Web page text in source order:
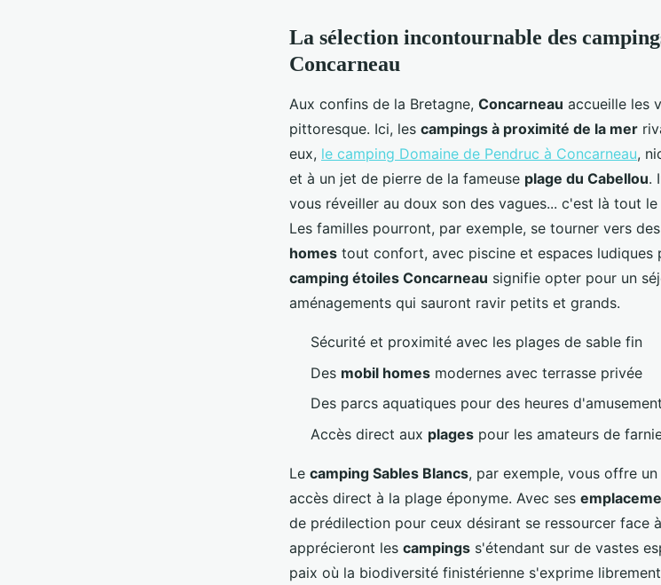
La sélection incontournable des
Concarneau
Aux confins de la Bretagne, Concarneau accueille les
pittoresque. Ici, les campings à proximité de la mer
eux, le camping Domaine de Pendruc à Concarneau,
et à un jet de pierre de la fameuse plage du Cabellou.
vous réveiller au doux son des vagues... c'est là tout
Les familles pourront, par exemple, se tourner vers
homes tout confort, avec piscine et espaces ludiques
camping étoiles Concarneau signifie opter pour un
aménagements qui sauront ravir petits et grands.
Sécurité et proximité avec les plages de sable fin
Des mobil homes modernes avec terrasse privée
Des parcs aquatiques pour des heures
Accès direct aux plages pour les amateurs de
Le camping Sables Blancs, par exemple, vous offre
accès direct à la plage éponyme. Avec ses
de prédilection pour ceux désirant se ressourcer face
apprécieront les campings s'étendant sur de vastes
paix où la biodiversité finistérienne s'exprime